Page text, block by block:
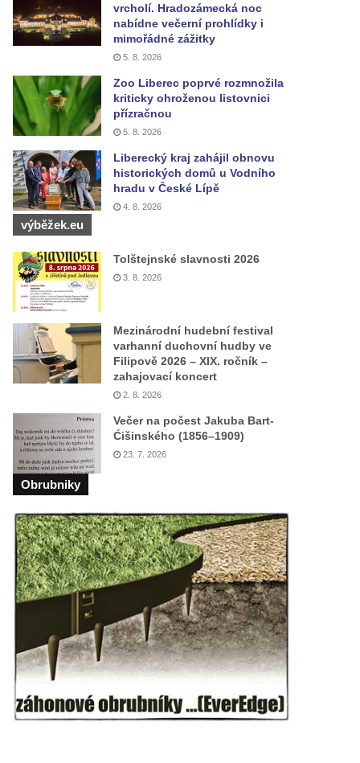
vrcholí. Hradozámecká noc
nabídne večerní prohlídky i
mimořádné zážitky
5. 8. 2026
Zoo Liberec poprvé rozmnožila
kriticky ohroženou listovnici
přízračnou
5. 8. 2026
Liberecký kraj zahájil obnovu
historických domů u Vodního
hradu v České Lípě
4. 8. 2026
výběžek.eu
Tolštejnské slavnosti 2026
3. 8. 2026
Mezinárodní hudební festival
varhanní duchovní hudby ve
Filipově 2026 – XIX. ročník –
zahajovací koncert
2. 8. 2026
Večer na počest Jakuba Bart-
Ćišinského (1856–1909)
23. 7. 2026
Obrubniky